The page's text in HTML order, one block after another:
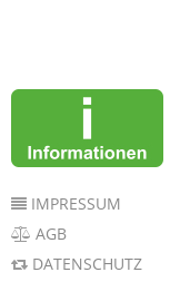
IMPRESSUM
AGB
DATENSCHUTZ